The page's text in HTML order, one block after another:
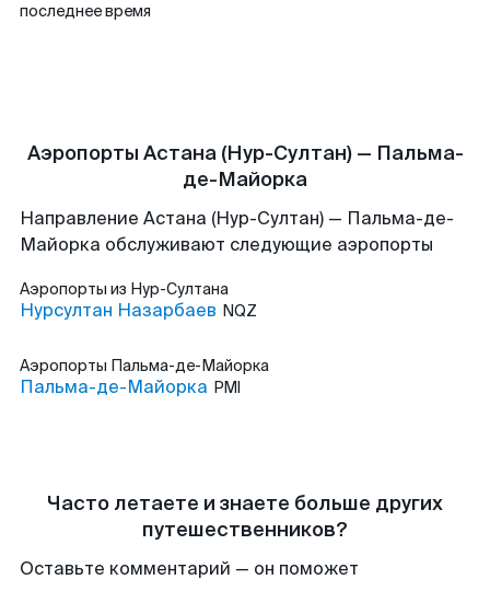
последнее время
Аэропорты Астана (Нур-Султан) — Пальма-
де-Майорка
Направление Астана (Нур-Султан) — Пальма-де-
Майорка обслуживают следующие аэропорты
Аэропорты из Нур-Султана
Нурсултан Назарбаев NQZ
Аэропорты Пальма-де-Майорка
Пальма-де-Майорка PMI
Часто летаете и знаете больше других
путешественников?
Оставьте комментарий — он поможет